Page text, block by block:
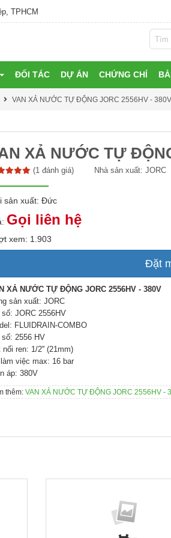
TPHCM
ĐỐI TÁC DỰ ÁN CHỨNG CHỈ
VAN XẢ NƯỚC TỰ ĐỘNG JORC 2556HV - 380V
XẢ NƯỚC TỰ
(1 đánh giá) Nhà sản xuất:JORC
sản xuất: Đức
Gọi liên hệ
xem: 1.903
Đặt
XẢ NƯỚC TỰ ĐỘNG JORC 2556HV - 380V
sản xuất: JORC
số: JORC 2556HV
FLUIDRAIN-COMBO
số: 2556 HV
nối ren: 1/2'' (21mm)
việc max: 16 bar
áp: 380V
thêm:VAN XẢ NƯỚC TỰ ĐỘNG JORC 2556HV -